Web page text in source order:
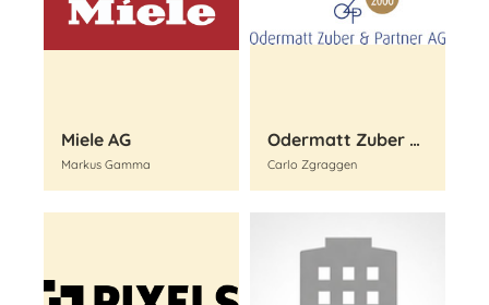
Miele AG
Markus Gamma
Odermatt Zuber & Partner AG
Carlo Zgraggen